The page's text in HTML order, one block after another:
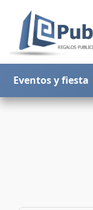
Eventos y fiesta